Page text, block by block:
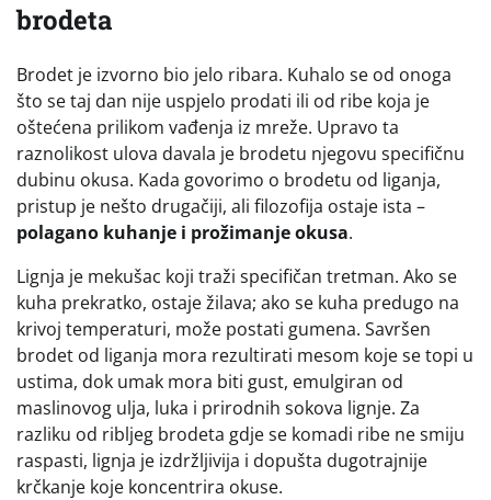
brodeta
Brodet je izvorno bio jelo ribara. Kuhalo se od onoga
što se taj dan nije uspjelo prodati ili od ribe koja je
oštećena prilikom vađenja iz mreže. Upravo ta
raznolikost ulova davala je brodetu njegovu specifičnu
dubinu okusa. Kada govorimo o brodetu od liganja,
pristup je nešto drugačiji, ali filozofija ostaje ista –
polagano kuhanje i prožimanje okusa.
Lignja je mekušac koji traži specifičan tretman. Ako se
kuha prekratko, ostaje žilava; ako se kuha predugo na
krivoj temperaturi, može postati gumena. Savršen
brodet od liganja mora rezultirati mesom koje se topi u
ustima, dok umak mora biti gust, emulgiran od
maslinovog ulja, luka i prirodnih sokova lignje. Za
razliku od ribljeg brodeta gdje se komadi ribe ne smiju
raspasti, lignja je izdržljivija i dopušta dugotrajnije
krčkanje koje koncentrira okuse.